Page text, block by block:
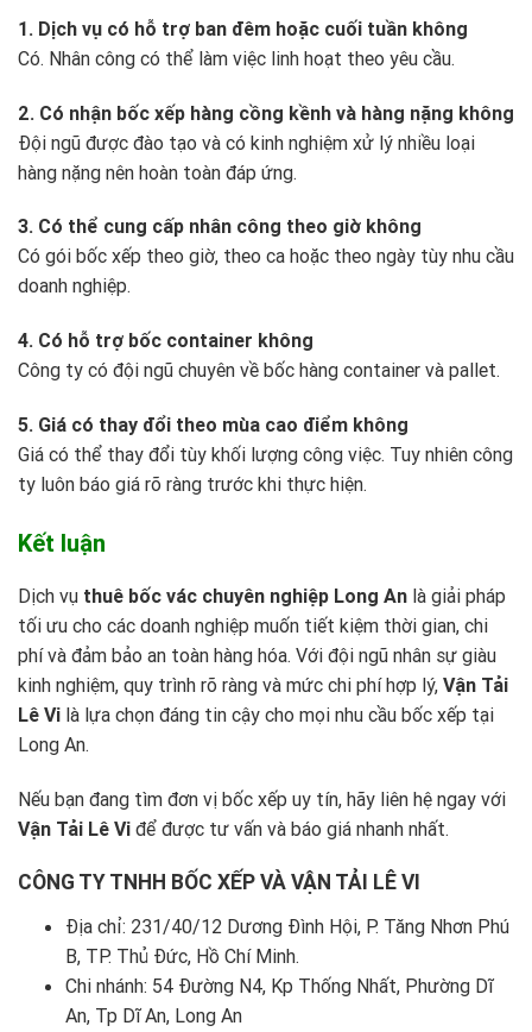
1. Dịch vụ có hỗ trợ ban đêm hoặc cuối tuần không
Có. Nhân công có thể làm việc linh hoạt theo yêu cầu.
2. Có nhận bốc xếp hàng cồng kềnh và hàng nặng không
Đội ngũ được đào tạo và có kinh nghiệm xử lý nhiều loại
hàng nặng nên hoàn toàn đáp ứng.
3. Có thể cung cấp nhân công theo giờ không
Có gói bốc xếp theo giờ, theo ca hoặc theo ngày tùy nhu cầu
doanh nghiệp.
4. Có hỗ trợ bốc container không
Công ty có đội ngũ chuyên về bốc hàng container và pallet.
5. Giá có thay đổi theo mùa cao điểm không
Giá có thể thay đổi tùy khối lượng công việc. Tuy nhiên công
ty luôn báo giá rõ ràng trước khi thực hiện.
Kết luận
Dịch vụ thuê bốc vác chuyên nghiệp Long An là giải pháp
tối ưu cho các doanh nghiệp muốn tiết kiệm thời gian, chi
phí và đảm bảo an toàn hàng hóa. Với đội ngũ nhân sự giàu
kinh nghiệm, quy trình rõ ràng và mức chi phí hợp lý, Vận Tải
Lê Vi là lựa chọn đáng tin cậy cho mọi nhu cầu bốc xếp tại
Long An.
Nếu bạn đang tìm đơn vị bốc xếp uy tín, hãy liên hệ ngay với
Vận Tải Lê Vi để được tư vấn và báo giá nhanh nhất.
CÔNG TY TNHH BỐC XẾP VÀ VẬN TẢI LÊ VI
Địa chỉ: 231/40/12 Dương Đình Hội, P. Tăng Nhơn Phú
B, TP. Thủ Đức, Hồ Chí Minh.
Chi nhánh: 54 Đường N4, Kp Thống Nhất, Phường Dĩ
An, Tp Dĩ An, Long An